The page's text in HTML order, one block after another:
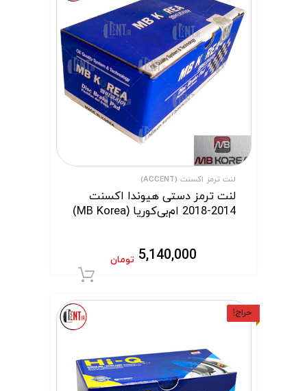
لنت ترمز اکسنت (ACCENT)
لنت ترمز دستی هیوندا اکسنت
2014-2018 ام‌بی‌کوریا (MB Korea)
5,140,000 تومان
حراج!